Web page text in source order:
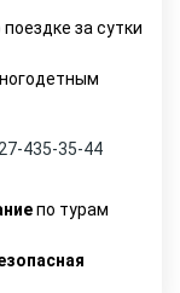
за сутки
435-35-44
по турам